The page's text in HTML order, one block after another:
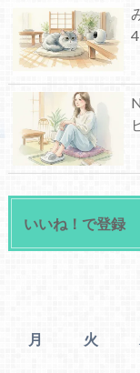
いいね！で登録
月
火